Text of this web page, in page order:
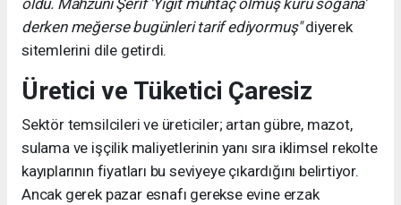
oldu. Mahzuni Şerif 'Yiğit muhtaç olmuş kuru soğana'
derken meğerse bugünleri tarif ediyormuş"diyerek
sitemlerini dile getirdi.
Üretici ve Tüketici Çaresiz
Sektör temsilcileri ve üreticiler; artan gübre, mazot,
sulama ve işçilik maliyetlerinin yanı sıra iklimsel rekolte
kayıplarının fiyatları bu seviyeye çıkardığını belirtiyor.
Ancak gerek pazar esnafı gerekse evine erzak